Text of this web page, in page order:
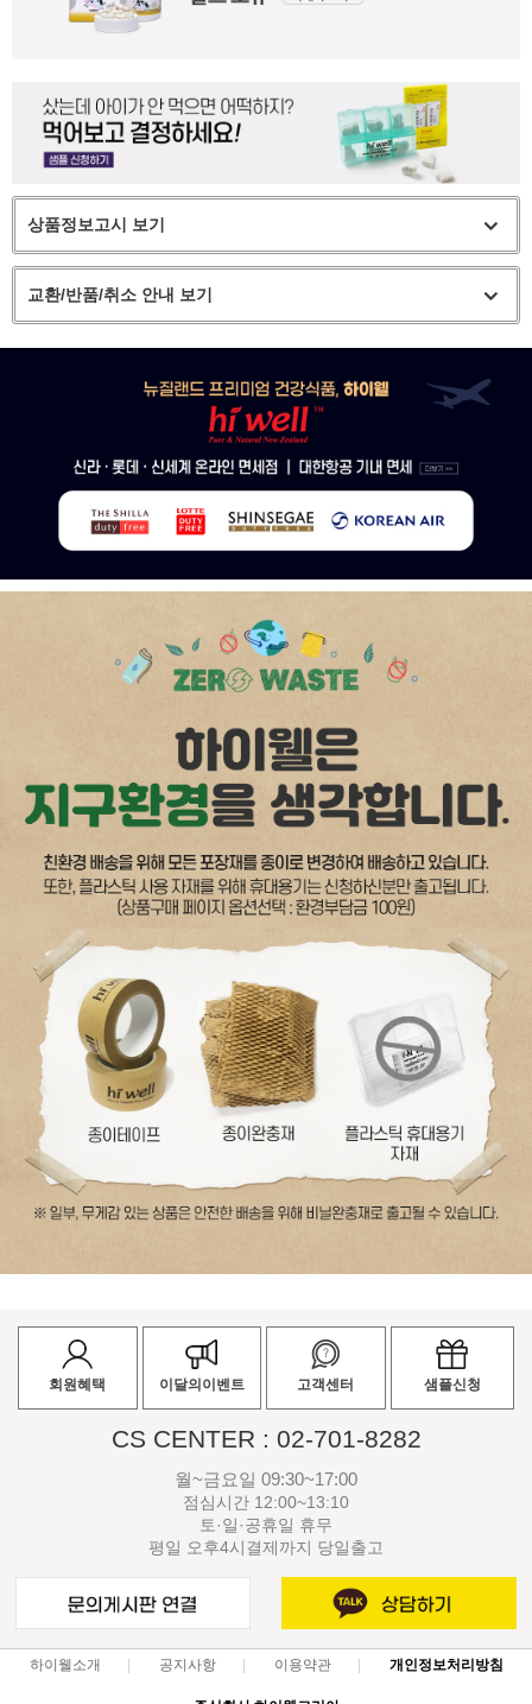
상품정보고시 보기
교환/반품/취소 안내 보기
회원혜택 이달의이벤트 고객센터 샘플신청
CS CENTER : 02-701-8282
월~금요일 09:30~17:00
점심시간 12:00~13:10
토·일·공휴일 휴무
평일 오후4시결제까지 당일출고
하이웰소개 공지사항 이용약관 개인정보처리방침